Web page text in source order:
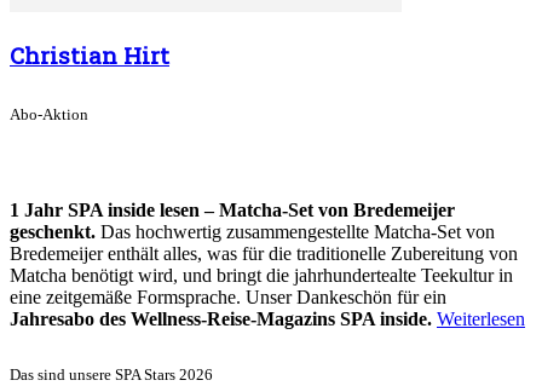
Christian Hirt
Abo-Aktion
1 Jahr SPA inside lesen – Matcha-Set von Bredemeijer
geschenkt. Das hochwertig zusammengestellte Matcha-Set von
Bredemeijer enthält alles, was für die traditionelle Zubereitung von
Matcha benötigt wird, und bringt die jahrhundertealte Teekultur in
eine zeitgemäße Formsprache. Unser Dankeschön für ein
Jahresabo des Wellness-Reise-Magazins SPA inside. Weiterlesen
Das sind unsere SPA Stars 2026